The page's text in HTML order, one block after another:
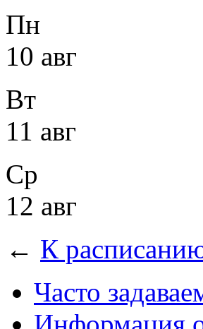
Пн
10 авг
Вт
11 авг
Ср
12 авг
← К
Часто